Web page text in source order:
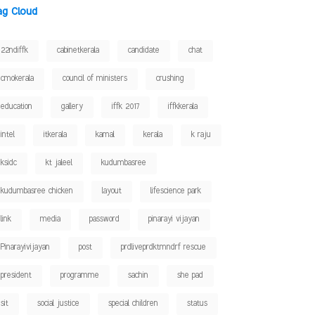
Cloud
22ndiffk cabinetkerala candidate chat
cmokerala council of ministers crushing
education gallery iffk 2017 iffkkerala
intel itkerala kamal kerala k raju
ksidc kt jaleel kudumbasree
kudumbasree chicken layout lifescience park
link media password pinarayi vijayan
Pinarayivijayan post prdliveprdktmndrf rescue
president programme sachin she pad
sit social justice special children status